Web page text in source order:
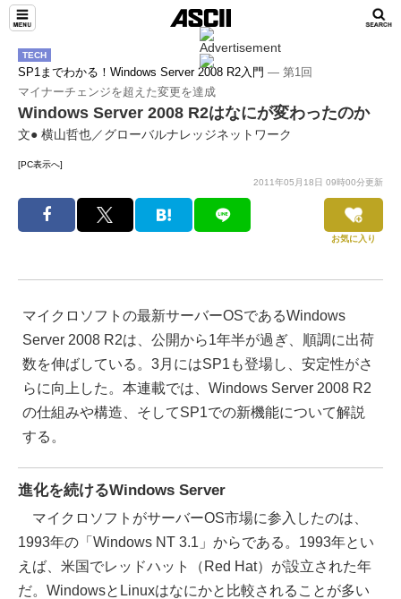
TECH
SP1までわかる！Windows Server 2008 R2入門 ― 第1回
マイナーチェンジを超えた変更を達成
Windows Server 2008 R2はなにが変わったのか
文● 横山哲也／グローバルナレッジネットワーク
[PC表示へ]
2011年05月18日 09時00分更新
お気に入り
マイクロソフトの最新サーバーOSであるWindows
Server 2008 R2は、公開から1年半が過ぎ、順調に出荷
数を伸ばしている。3月にはSP1も登場し、安定性がさ
らに向上した。本連載では、Windows Server 2008 R2
の仕組みや構造、そしてSP1での新機能について解説
する。
進化を続けるWindows Server
マイクロソフトがサーバーOS市場に参入したのは、
1993年の「Windows NT 3.1」からである。1993年とい
えば、米国でレッドハット（Red Hat）が設立された年
だ。WindowsとLinuxはなにかと比較されることが多い